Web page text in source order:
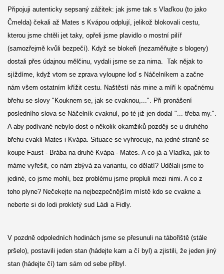
Připojuji autenticky sepsaný zážitek: jak jsme tak s Vlaďkou (to jako
Čmelda) čekali až Mates s Kvápou odplují, jelikož blokovali cestu,
kterou jsme chtěli jet taky, opřeli jsme plavidlo o mostní pilíř
(samozřejmě kvůli bezpečí). Když se blokeři (nezaměňujte s blogery)
dostali přes údajnou mělčinu, vydali jsme se za nima. Tak nějak to
sjíždíme, když vtom se zprava vyloupne loď s Náčelníkem a začne
nám všem ostatním křížit cestu. Naštěstí nás mine a míří k opačnému
břehu se slovy "Kouknem se, jak se cvaknou,...". Při pronášení
posledního slova se Náčelník cvaknul, po té již jen dodal "... třeba my.".
A aby podívané nebylo dost o několik okamžiků později se u druhého
břehu cvakli Mates i Kvápa. Situace se vyhrocuje, na jedné straně se
koupe Faust - Brába na druhé Kvápa - Mates. A co já a Vlaďka, jak to
máme vyřešit, co nám zbývá za variantu, co dělat!? Udělali jsme to
jediné, co jsme mohli, bez problému jsme propluli mezi nimi. A co z
toho plyne? Nečekejte na nejbezpečnějším místě kdo se cvakne a
neberte si do lodi prokletý sud Ládi a Fidly.
V pozdně odpoledních hodinách jsme se přesunuli na tábořiště (stále
pršelo), postavili jeden stan (hádejte kam a čí byl) a zjistili, že jeden jiný
stan (hádejte čí) tam sám od sebe přibyl.